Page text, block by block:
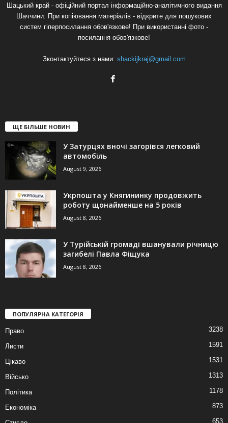
Шацький край - офіційний портал інформаційно-аналітичного видання
Шаччини. При копіювання матеріалів - відкрите для пошукових
систем гіперпосилання обов'язкове! При використанні фото -
посилання обов'язкове!
Зконтактуйтеся з нами: shackijkraj@gmail.com
ЩЕ БІЛЬШЕ НОВИН
У Затурцях вночі загорівся легковий
автомобіль
August 9, 2026
Укрпошта у Княгининку продовжить
роботу щонайменше на 5 років
August 8, 2026
У Турійській громаді вшанували річницю
загибелі Павла Фіщука
August 8, 2026
ПОПУЛЯРНА КАТЕГОРІЯ
Право 3238
Листи 1591
Цікаво 1531
Військо 1313
Політика 1178
Економіка 873
653